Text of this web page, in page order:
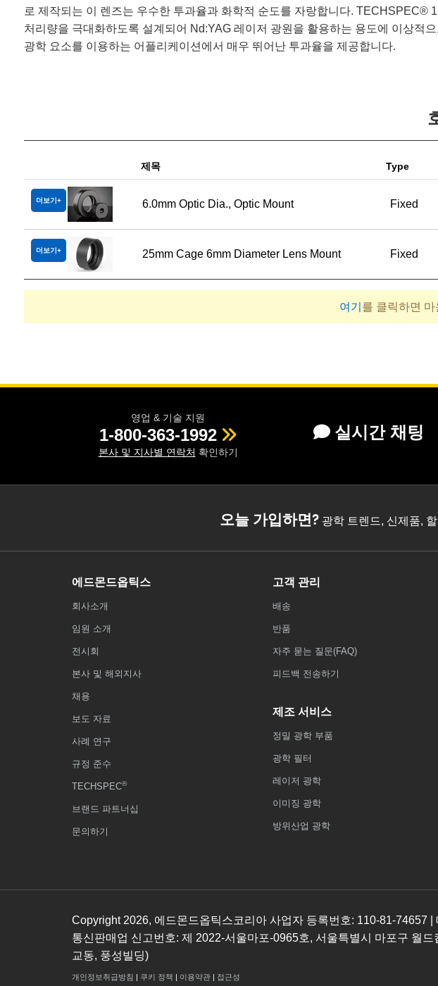
로 제작되는 이 렌즈는 우수한 투과율과 화학적 순도를 자랑합니다.
처리량을 극대화하도록 설계되어 Nd:YAG 레이저 광원을 활용하는 용도에 이상적
광학 요소를 이용하는 어플리케이션에서 매우 뛰어난 투과율을 제공합니다.
제목 Type
더보기 6.0mm Optic Dia., Optic Mount Fixed
더보기 25mm Cage 6mm Diameter Lens Mount Fixed
여기 를 클릭하면
영업 & 기술 지원
1-800-363-1992
본사 및 지사별 연락처 확인하기
실시간 채팅
오늘 가입하면?광학 트렌드, 신제품,
에드몬드옵틱스
회사소개
임원 소개
전시회
본사 및 해외지사
채용
보도 자료
사례 연구
규정 준수
TECHSPEC®
브랜드 파트너십
문의하기
고객 관리
배송
반품
자주 묻는 질문(FAQ)
피드백 전송하기
제조 서비스
정밀 광학 부품
광학 필터
레이저 광학
이미징 광학
방위산업 광학
Copyright 2026, 에드몬드옵틱스코리아 사업자 등록번호: 110-81-74657 |
통신판매업 신고번호: 제 2022-서울마포-0965호, 서울특별시 마포구 월드
교동, 풍성빌딩)
개인정보취급방침 | 쿠키 정책 | 이용약관 | 접근성